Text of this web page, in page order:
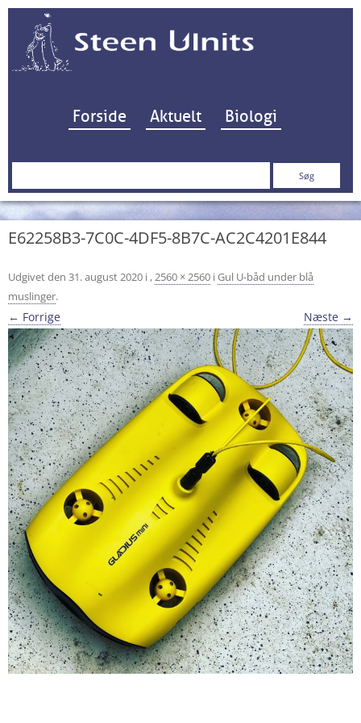
Hop til indhold
Forside Aktuelt Biologi
Søg
E62258B3-7C0C-4DF5-8B7C-AC2C4201E844
Udgivet den 31. august 2020 i ,2560 × 2560 iGul U-båd under blå
muslinger.
← Forrige Næste →